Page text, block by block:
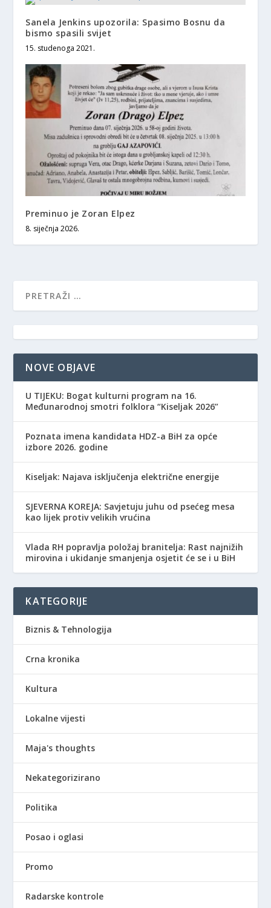
Sanela Jenkins upozorila: Spasimo Bosnu da
bismo spasili svijet
15. studenoga 2021.
Preminuo je Zoran Elpez
8. siječnja 2026.
NOVE OBJAVE
​U TIJEKU: Bogat kulturni program na 16.
Međunarodnoj smotri folklora “Kiseljak 2026”
Poznata imena kandidata HDZ-a BiH za opće
izbore 2026. godine
Kiseljak: Najava isključenja električne energije
SJEVERNA KOREJA: Savjetuju juhu od psećeg mesa
kao lijek protiv velikih vrućina
Vlada RH popravlja položaj branitelja: Rast najnižih
mirovina i ukidanje smanjenja osjetit će se i u BiH
KATEGORIJE
Biznis & Tehnologija
Crna kronika
Kultura
Lokalne vijesti
Maja's thoughts
Nekategorizirano
Politika
Posao i oglasi
Promo
Radarske kontrole